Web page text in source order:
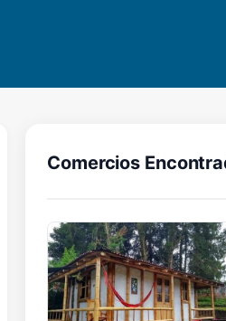
Comercios